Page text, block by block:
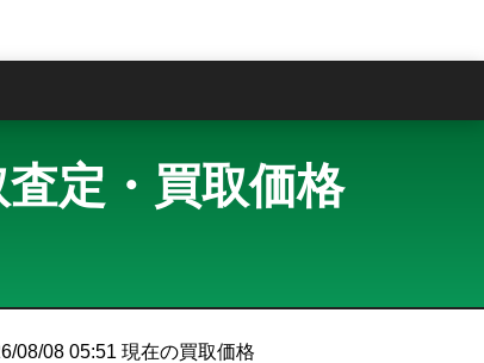
定・買取価格
08/08 05:51 現在の買取価格